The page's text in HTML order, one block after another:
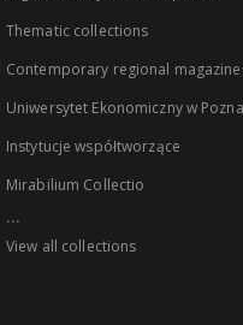
Thematic collections
Contemporary regional
Uniwersytet Ekonomiczny w
Instytucje współtworzące
Mirabilium Collectio
...
View all collections